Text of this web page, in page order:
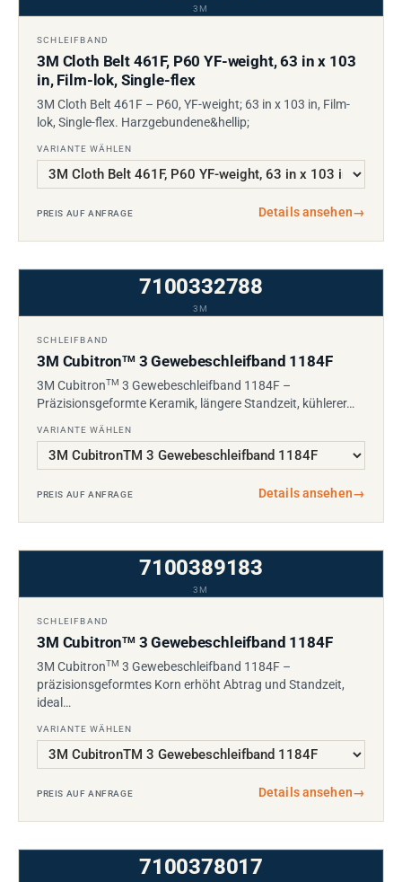
3M
SCHLEIFBAND
3M Cloth Belt 461F, P60 YF-weight, 63 in x 103
in, Film-lok, Single-flex
3M Cloth Belt 461F – P60, YF-weight; 63 in x 103 in, Film-
lok, Single-flex. Harzgebundene&hellip;
VARIANTE WÄHLEN
PREIS AUF ANFRAGE Details ansehen→
7100332788
3M
SCHLEIFBAND
3M CubitronTM3 Gewebeschleifband 1184F
3M CubitronTM 3 Gewebeschleifband 1184F –
Präzisionsgeformte Keramik, längere Standzeit, kühlerer…
VARIANTE WÄHLEN
PREIS AUF ANFRAGE Details ansehen→
7100389183
3M
SCHLEIFBAND
3M CubitronTM3 Gewebeschleifband 1184F
3M CubitronTM 3 Gewebeschleifband 1184F –
präzisionsgeformtes Korn erhöht Abtrag und Standzeit,
ideal…
VARIANTE WÄHLEN
PREIS AUF ANFRAGE Details ansehen→
7100378017